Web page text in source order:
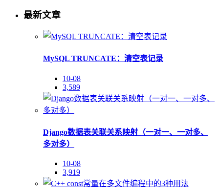
最新文章
MySQL TRUNCATE：清空表记录
10-08
3,589
Django数据表关联关系映射（一对一、一对多、
多对多）
10-08
3,919